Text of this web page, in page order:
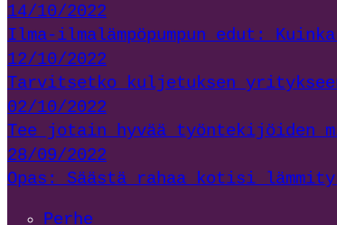
14/10/2022
Ilma-ilmalämpöpumpun edut:
12/10/2022
Tarvitsetko kuljetuksen
02/10/2022
Tee jotain hyvää työntekijöiden
28/09/2022
Opas: Säästä rahaa kotisi
Perhe